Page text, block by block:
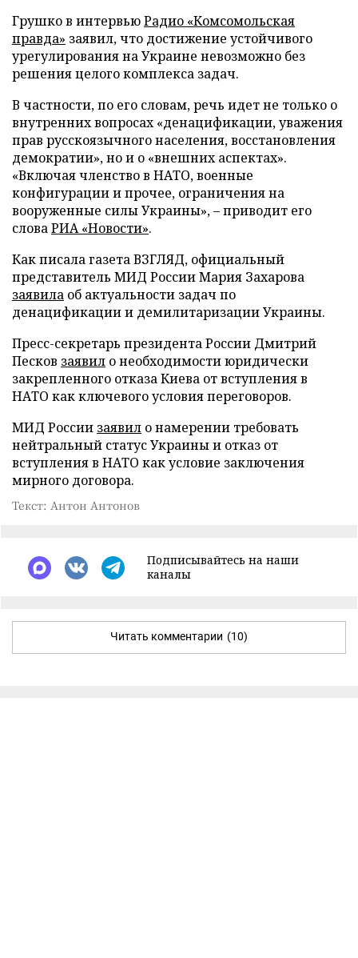
Грушко в интервьюРадио «Комсомольская
правда» заявил, что достижение устойчивого
урегулирования на Украине невозможно без
решения целого комплекса задач.
В частности, по его словам, речь идет не только о
внутренних вопросах «денацификации, уважения
прав русскоязычного населения, восстановления
демократии», но и о «внешних аспектах».
«Включая членство в НАТО, военные
конфигурации и прочее, ограничения на
вооруженные силы Украины», – приводит его
словаРИА «Новости».
Как писала газета ВЗГЛЯД, официальный
представитель МИД России Мария Захарова
заявила об актуальности задач по
денацификации и демилитаризации Украины.
Пресс-секретарь президента России Дмитрий
Песков заявил о необходимости юридически
закрепленного отказа Киева от вступления в
НАТО как ключевого условия переговоров.
МИД России заявил о намерении требовать
нейтральный статус Украины и отказ от
вступления в НАТО как условие заключения
мирного договора.
Текст: Антон Антонов
Подписывайтесь на наши
каналы
Читать комментарии (10)